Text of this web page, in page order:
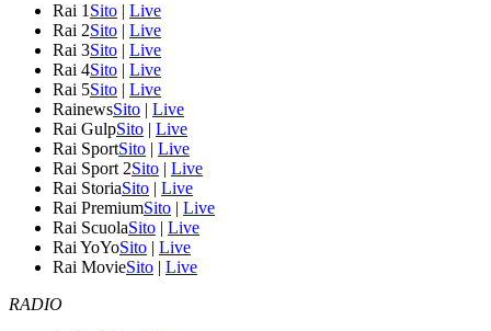
Rai 1 Sito | Live
Rai 2Sito | Live
Rai 3Sito | Live
Rai 4Sito | Live
Rai 5Sito | Live
RainewsSito | Live
Rai GulpSito | Live
Rai SportSito | Live
Rai Sport 2Sito | Live
Rai StoriaSito | Live
Rai PremiumSito | Live
Rai ScuolaSito | Live
Rai YoYoSito | Live
Rai MovieSito | Live
RADIO